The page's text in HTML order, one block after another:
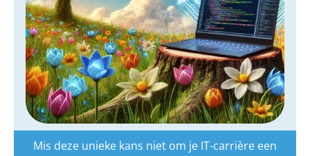
Mis deze unieke kans niet om je IT-carrière een